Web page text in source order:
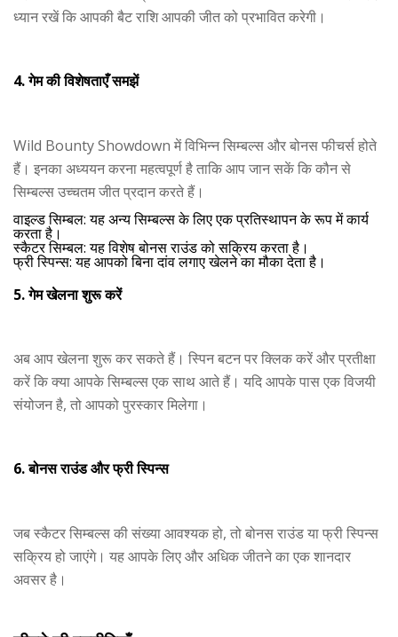
ध्यान रखें कि आपकी बैट राशि आपकी जीत को प्रभावित करेगी।
4. गेम की विशेषताएँ समझें
Wild Bounty Showdown में विभिन्न सिम्बल्स और बोनस फीचर्स होते
हैं। इनका अध्ययन करना महत्वपूर्ण है ताकि आप जान सकें कि कौन से
सिम्बल्स उच्चतम जीत प्रदान करते हैं।
वाइल्ड सिम्बल: यह अन्य सिम्बल्स के लिए एक प्रतिस्थापन के रूप में कार्य
करता है।
स्कैटर सिम्बल: यह विशेष बोनस राउंड को सक्रिय करता है।
फ्री स्पिन्स: यह आपको बिना दांव लगाए खेलने का मौका देता है।
5. गेम खेलना शुरू करें
अब आप खेलना शुरू कर सकते हैं। स्पिन बटन पर क्लिक करें और प्रतीक्षा
करें कि क्या आपके सिम्बल्स एक साथ आते हैं। यदि आपके पास एक विजयी
संयोजन है, तो आपको पुरस्कार मिलेगा।
6. बोनस राउंड और फ्री स्पिन्स
जब स्कैटर सिम्बल्स की संख्या आवश्यक हो, तो बोनस राउंड या फ्री स्पिन्स
सक्रिय हो जाएंगे। यह आपके लिए और अधिक जीतने का एक शानदार
अवसर है।